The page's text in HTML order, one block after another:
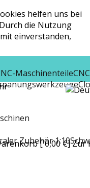
helfen uns bei
die Nutzung
einverstanden,
Maschinenteile
Zubehör 1:10
[ 0,00 €]Zur